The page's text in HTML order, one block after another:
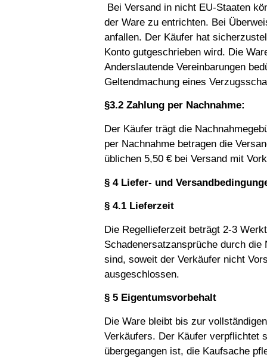
Bei Versand in nicht EU-Staaten
der Ware zu entrichten. Bei
anfallen. Der Käufer hat
Konto gutgeschrieben wird. Die
Anderslautende Vereinbarungen
Geltendmachung eines
§3.2 Zahlung per Nachnahme:
Der Käufer trägt die
per Nachnahme betragen die
üblichen 5,50 € bei Versand mit
§ 4 Liefer- und
§ 4.1 Lieferzeit
Die Regellieferzeit beträgt 2-3
Schadenersatzansprüche durch
sind, soweit der Verkäufer nicht
ausgeschlossen.
§ 5 Eigentumsvorbehalt
Die Ware bleibt bis zur
Verkäufers. Der Käufer verpflichtet
übergegangen ist, die Kaufsache